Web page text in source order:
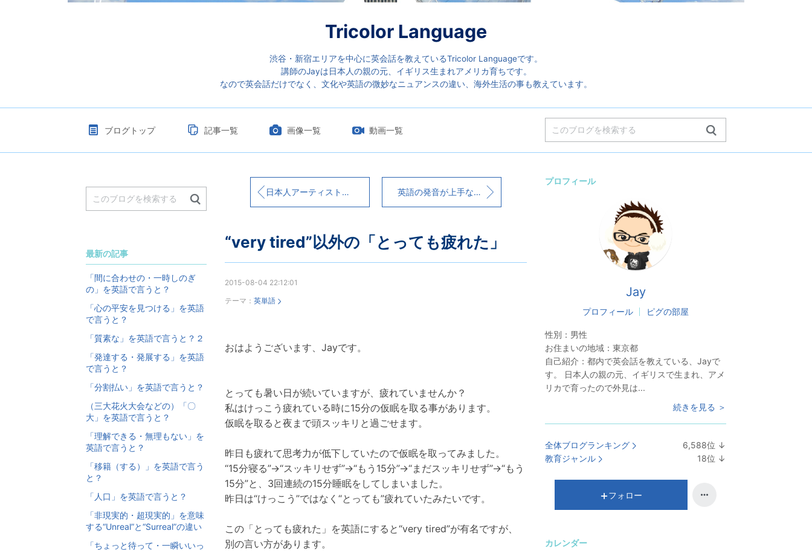
Tricolor Language
渋谷・新宿エリアを中心に英会話を教えているTricolor Languageです。
講師のJayは日本人の親の元、イギリス生まれアメリカ育ちです。
なので英会話だけでなく、文化や英語の微妙なニュアンスの違い、海外生活の事も教えています。
ブログトップ 記事一覧 画像一覧 動画一覧
日本人アーティストに共通するおしい英語の発音 英語の発音が上手な日本人アーティスト ～その３～
“very tired”以外の「とっても疲れた」
2015-08-04 22:12:01
テーマ： 英単語
おはようございます、Jayです。
とっても暑い日が続いていますが、疲れていませんか？
私はけっこう疲れている時に15分の仮眠を取る事があります。
仮眠を取ると夜まで頭スッキリと過ごせます。
昨日も疲れて思考力が低下していたので仮眠を取ってみました。
“15分寝る”→“スッキリせず”→“もう15分”→“まだスッキリせず”→“もう
15分”と、3回連続の15分睡眠をしてしまいました。
昨日は“けっこう”ではなく“とっても”疲れていたみたいです。
この「とっても疲れた」を英語にすると“very tired”が有名ですが、
別の言い方があります。
プロフィール
Jay
プロフィール ピグの部屋
性別： 男性
お住まいの地域： 東京都
自己紹介： 都内で英会話を教えている、Jayで
す。 日本人の親の元、イギリスで生まれ、アメ
リカで育ったので外見は...
続きを見る ＞
全体ブログランキング 6,588位 ↓
教育ジャンル 18位 ↓
フォロー
カレンダー
最新の記事
「間に合わせの・一時しのぎ
の」を英語で言うと？
「心の平安を見つける」を英語
で言うと？
「質素な」を英語で言うと？２
「発達する・発展する」を英語
で言うと？
「分割払い」を英語で言うと？
（三大花火大会などの）「〇
大」を英語で言うと？
「理解できる・無理もない」を
英語で言うと？
「移籍（する）」を英語で言う
と？
「人口」を英語で言うと？
「非現実的・超現実的」を意味
する“Unreal”と“Surreal”の違い
「ちょっと待って・一瞬いいっ